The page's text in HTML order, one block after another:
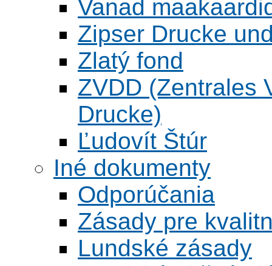
Vanad
Zipser Drucke
Zlatý fond
ZVDD (Zentrales
Drucke)
Ľudovít Štúr
Iné dokumenty
Odporúčania
Zásady pre
Lundské zásady